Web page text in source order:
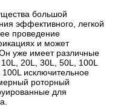
большой
эффективного, легкой
проведение
и может
уже имеет различные
20L, 30L, 50L, 100L
исключительное
роторный
для